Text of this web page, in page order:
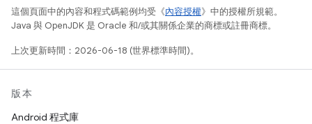
這個頁面中的內容和程式碼範例均受《內容授權》中的授權所規範。
Java 與 OpenJDK 是 Oracle 和/或其關係企業的商標或註冊商標。
上次更新時間：2026-06-18 (世界標準時間)。
版本
Android 程式庫